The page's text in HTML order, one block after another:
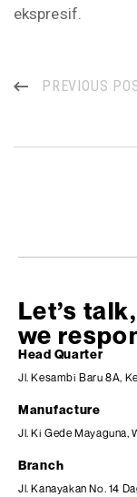
ekspresif.
PREVIOUS
Let’s talk,
we
Head Quarter
Jl. Kesambi Baru 8A,
Manufacture
Jl. Ki Gede Mayaguna,
Branch
Jl. Kanayakan No. 14